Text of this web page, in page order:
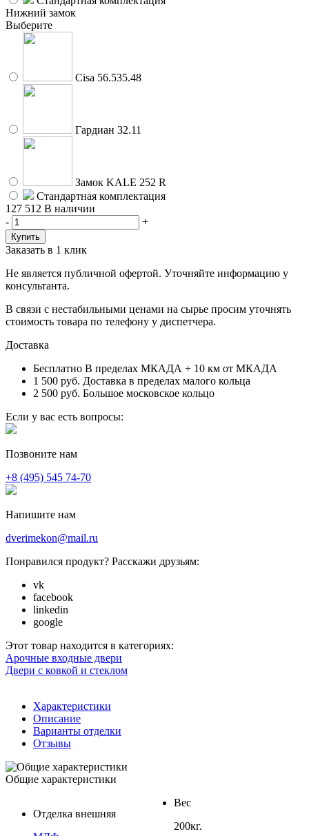
Нижний замок
Выберите
Cisa 56.535.48
Гардиан 32.11
Замок KALE 252 R
Стандартная комплектация
127 512 В наличии
-
+
Заказать в 1 клик
Не является публичной офертой. Уточняйте информацию у
консультанта.
В связи с нестабильными ценами на сырье просим уточнять
стоимость товара по телефону у диспетчера.
Доставка
Бесплатно В пределах МКАДА + 10 км от МКАДА
1 500 руб. Доставка в пределах малого кольца
2 500 руб. Большое московское кольцо
Если у вас есть вопросы:
Позвоните нам
+8 (495) 545 74-70
Напишите нам
dverimekon@mail.ru
Понравился продукт? Расскажи друзьям:
vk
facebook
linkedin
google
Этот товар находится в категориях:
Арочные входные двери
Двери с ковкой и стеклом
Характеристики
Описание
Варианты отделки
Отзывы
Общие характеристики
Отделка внешняя
Вес
200кг.